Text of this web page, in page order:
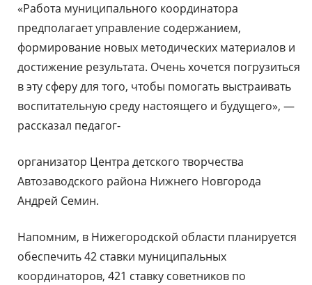
«Работа муниципального координатора
предполагает управление содержанием,
формирование новых методических материалов и
достижение результата. Очень хочется погрузиться
в эту сферу для того, чтобы помогать выстраивать
воспитательную среду настоящего и будущего», —
рассказал педагог-
организатор Центра детского творчества
Автозаводского района Нижнего Новгорода
Андрей Семин.
Напомним, в Нижегородской области планируется
обеспечить 42 ставки муниципальных
координаторов, 421 ставку советников по